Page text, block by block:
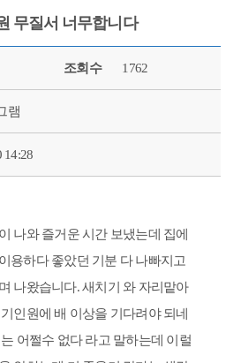
무질서 너무합니다
조회수 1762
램
14:28
나와 즐거운 시간 보냈는데 집에
용하다 좋았던 기분 다 나빠지고
나왔습니다. 새치기 와 자리맡아
인원에 배 이상을 기다려야 되네
어쩔수 없다 라고 말하는데 이럴